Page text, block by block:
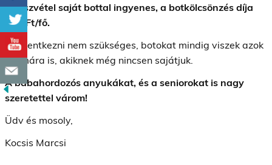
A részvétel saját bottal ingyenes, a botkölcsönzés díja
500 Ft/fő.
Bejelentkezni nem szükséges, botokat mindig viszek azok
számára is, akiknek még nincsen sajátjuk.
A babahordozós anyukákat, és a seniorokat is nagy
szeretettel várom!
Üdv és mosoly,
Kocsis Marcsi